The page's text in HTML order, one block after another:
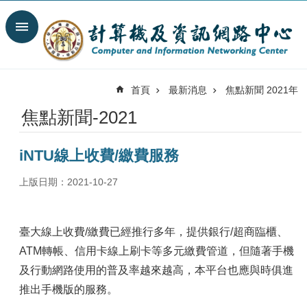
跳到主要內容區塊
搜
尋
最
消
我
們
服
務
陣
首頁 最新消息 焦點新聞 2021年
焦點新聞-2021
iNTU線上收費/繳費服務
上版日期：2021-10-27
臺大線上收費/繳費已經推行多年，提供銀行/超商臨櫃、
ATM轉帳、信用卡線上刷卡等多元繳費管道，但隨著手機
及行動網路使用的普及率越來越高，本平台也應與時俱進
推出手機版的服務。